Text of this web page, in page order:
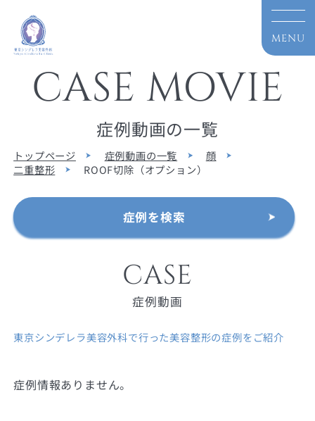
CASE MOVIE
症例動画の一覧
トップページ 症例動画の一覧
顔
二重整形
ROOF切除（オプション）
症例を検索
CASE
症例動画
東京シンデレラ美容外科で行った美容整形の症例をご紹介
症例情報ありません。